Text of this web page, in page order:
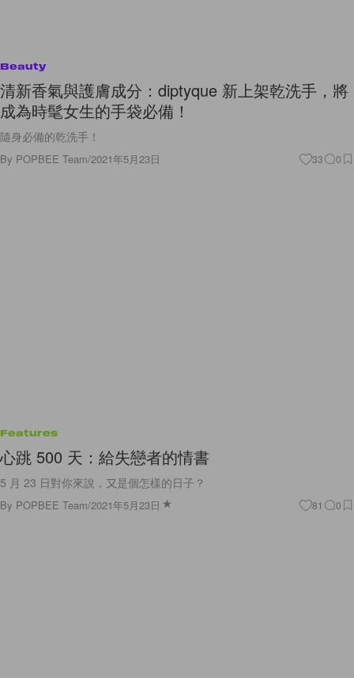
Beauty
清新香氣與護膚成分：diptyque 新上架乾洗手，將
成為時髦女生的手袋必備！
隨身必備的乾洗手！
By POPBEE Team/2021年5月23日 33 0
Features
心跳 500 天：給失戀者的情書
5 月 23 日對你來說，又是個怎樣的日子？
By POPBEE Team/2021年5月23日 81 0